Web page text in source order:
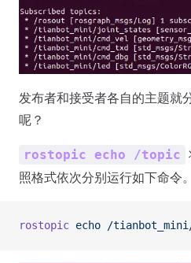
发布者和接受者各自的主题就
呢？
rostopic echo /topic
照格式依次分别运行如下命令。
rostopic echo /tianbot_mini/